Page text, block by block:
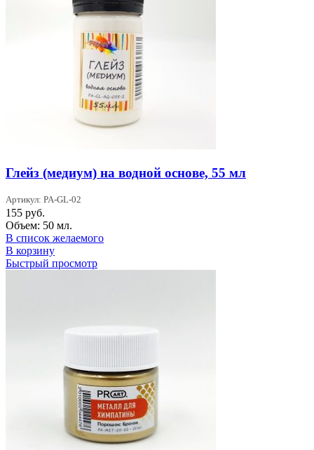
Глейз (медиум) на водной основе, 55 мл
Артикул: PA-GL-02
155 руб.
Объем: 50 мл.
В список желаемого
В корзину
Быстрый просмотр